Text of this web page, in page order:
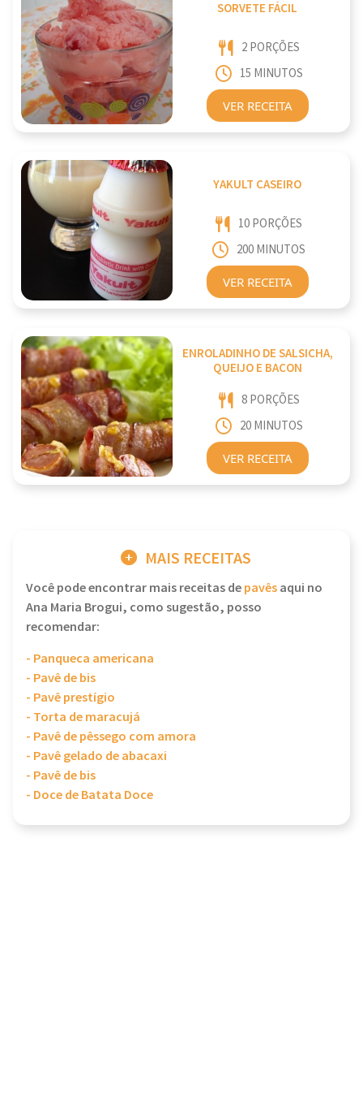
SORVETE FÁCIL
2 PORÇÕES
15 MINUTOS
VER RECEITA
YAKULT CASEIRO
10 PORÇÕES
200 MINUTOS
VER RECEITA
ENROLADINHO DE SALSICHA,
QUEIJO E BACON
8 PORÇÕES
20 MINUTOS
VER RECEITA
MAIS RECEITAS
Você pode encontrar mais receitas depavêsaqui no
Ana Maria Brogui, como sugestão, posso
recomendar:
- Panqueca americana
- Pavê de bis
- Pavê prestígio
- Torta de maracujá
- Pavê de pêssego com amora
- Pavê gelado de abacaxi
- Pavê de bis
- Doce de Batata Doce